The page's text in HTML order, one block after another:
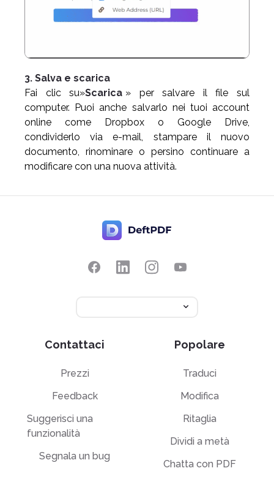
3. Salva e scarica
Fai clic su»Scarica » per salvare il file sul
computer. Puoi anche salvarlo nei tuoi account
online come Dropbox o Google Drive,
condividerlo via e-mail, stampare il nuovo
documento, rinominare o persino continuare a
modificare con una nuova attività.
Contattaci
Prezzi
Feedback
Suggerisci una
funzionalità
Segnala un bug
Popolare
Traduci
Modifica
Ritaglia
Dividi a metà
Chatta con PDF